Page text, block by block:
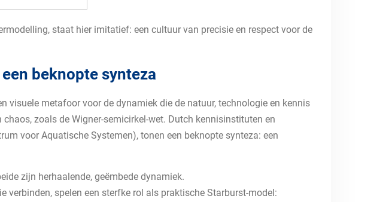
staat hier imitatief: een cultuur van precisie en respect voor de
beknopte synteza
metafoor voor de dynamiek die de natuur, technologie en kennis
zoals de Wigner-semicirkel-wet. Dutch kennisinstituten en
voor Aquatische Systemen), tonen een beknopte synteza: een
zijn herhaalende, geëmbede dynamiek.
spelen een sterfke rol als praktische Starburst-model: